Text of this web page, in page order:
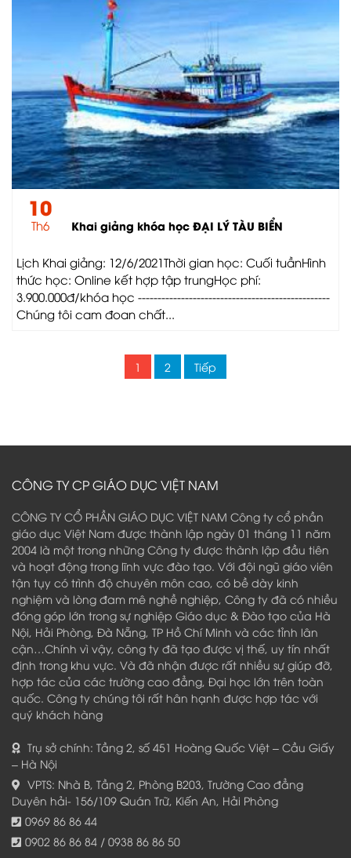
10
Th6 Khai giảng khóa học ĐẠI LÝ TÀU BIỂN
Lịch Khai giảng: 12/6/2021Thời gian học: Cuối tuầnHình
thức học: Online kết hợp tập trungHọc phí:
3.900.000đ/khóa học -------------------------------------------------
Chúng tôi cam đoan chất...
1 2 Tiếp
CÔNG TY CP GIÁO DỤC VIỆT NAM
CÔNG TY CỔ PHẦN GIÁO DỤC VIỆT NAM Công ty cổ phần
giáo dục Việt Nam được thành lập ngày 01 tháng 11 năm
2004 là một trong những Công ty được thành lập đầu tiên
và hoạt động trong lĩnh vực đào tạo. Với đội ngũ giáo viên
tận tụy có trình độ chuyên môn cao, có bề dày kinh
nghiệm và lòng đam mê nghề nghiệp, Công ty đã có nhiều
đóng góp lớn trong sự nghiệp Giáo dục & Đào tạo của Hà
Nội, Hải Phòng, Đà Nẵng, TP Hồ Chí Minh và các tỉnh lân
cận…Chính vì vậy, công ty đã tạo được vị thế, uy tín nhất
định trong khu vực. Và đã nhận được rất nhiều sự giúp đỡ,
hợp tác của các trường cao đẳng, Đại học lớn trên toàn
quốc. Công ty chúng tôi rất hân hạnh được hợp tác với
quý khách hàng
Trụ sở chính: Tầng 2, số 451 Hoàng Quốc Việt – Cầu Giấy
– Hà Nội
VPTS: Nhà B, Tầng 2, Phòng B203, Trường Cao đẳng
Duyên hải- 156/109 Quán Trữ, Kiến An, Hải Phòng
0969 86 86 44
0902 86 86 84 / 0938 86 86 50